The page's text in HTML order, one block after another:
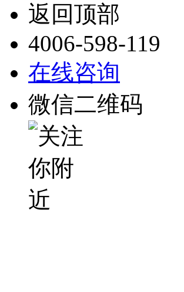
返回顶部
4006-598-119
在线咨询
微信二维码